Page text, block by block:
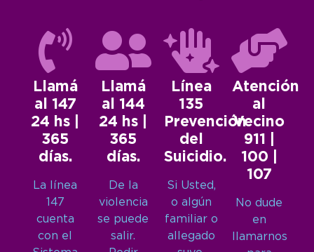
Llamá
al 147
24 hs |
365
días.
La línea
147
cuenta
con el
Llamá
al 144
24 hs |
365
días.
De la
violencia
se puede
salir.
Línea
135
Prevención
del
Suicidio.
Si Usted,
o algún
familiar o
allegado
Atención
al
Vecino
911 |
100 |
107
No dude
en
llamarnos